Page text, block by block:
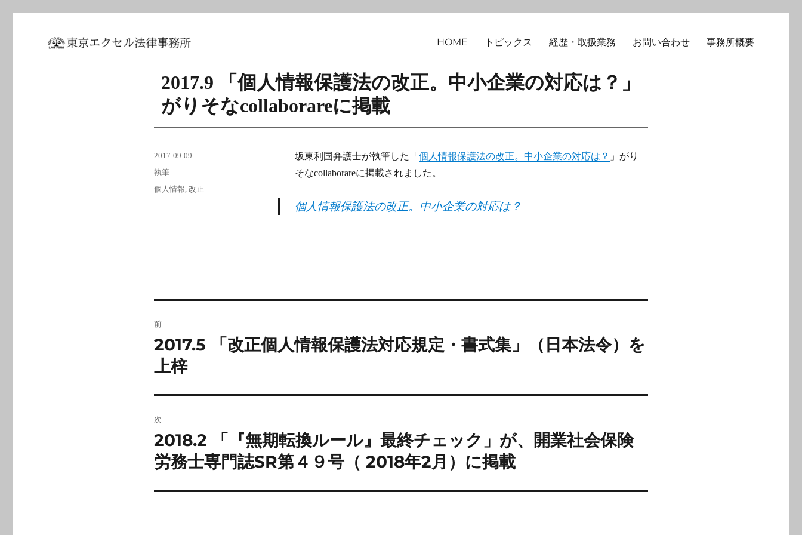
坂東 利国｜東京エクセル法律事務所
HOME トピックス 経歴・取扱業務 お問い合わせ 事務所概要
2017.9 「個人情報保護法の改正。中小企業の対応は？」
がりそなcollaborareに掲載
坂東利国弁護士が執筆した「個人情報保護法の改正。中小企業の対応は？ 」がり
そなcollaborareに掲載されました。
個人情報保護法の改正。中小企業の対応は？
投
稿
2017-09-09
カ
テ
執筆
タ
個人情報 改正
稿
ナ
ゲ
ー
シ
ョ
前
前
の
投
稿:
2017.5 「改正個人情報保護法対応規定・書式集」（日本法令）を
上梓
次
次
の
投
稿:
2018.2 「『無期転換ルール』最終チェック」が、開業社会保険
労務士専門誌SR第４９号（ 2018年2月）に掲載